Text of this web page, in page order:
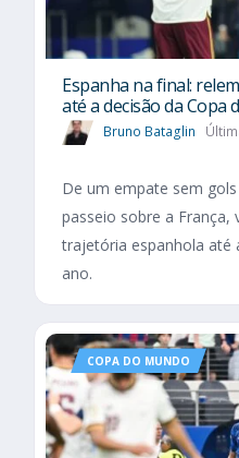
Espanha na final:
até a decisão da Copa
Bruno Bataglin
De um empate sem
passeio sobre a França,
trajetória espanhola até
ano.
COPA DO MUNDO